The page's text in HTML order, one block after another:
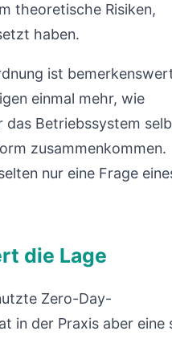
theoretische Risiken,
haben.
ist
einmal mehr, wie
Betriebssystem
zusammenkommen.
nur eine Frage
die Lage
Zero-Day-
in der Praxis aber eine